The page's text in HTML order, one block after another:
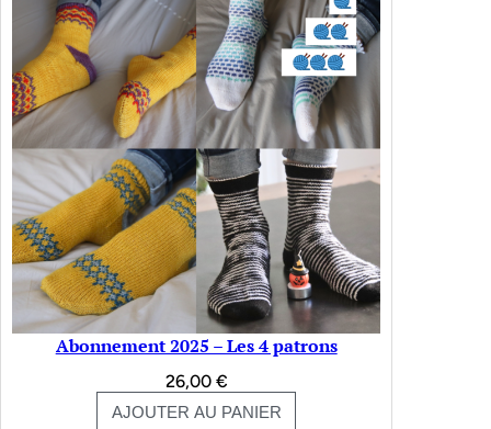
Abonnement 2025 – Les 4 patrons
26,00 €
AJOUTER AU PANIER